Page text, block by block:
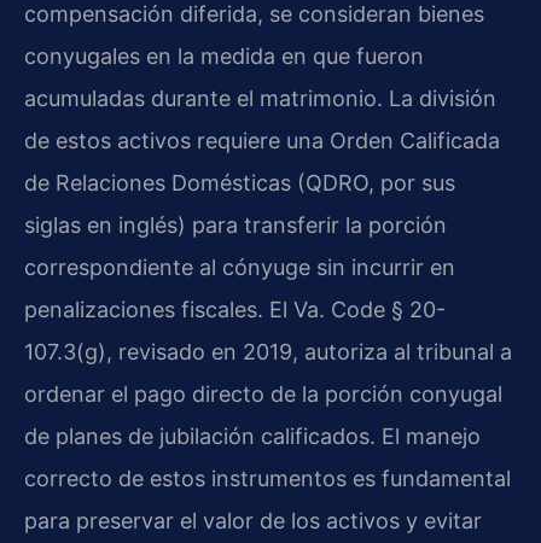
compensación diferida, se consideran bienes
conyugales en la medida en que fueron
acumuladas durante el matrimonio. La división
de estos activos requiere una Orden Calificada
de Relaciones Domésticas (QDRO, por sus
siglas en inglés) para transferir la porción
correspondiente al cónyuge sin incurrir en
penalizaciones fiscales. El Va. Code § 20-
107.3(g), revisado en 2019, autoriza al tribunal a
ordenar el pago directo de la porción conyugal
de planes de jubilación calificados. El manejo
correcto de estos instrumentos es fundamental
para preservar el valor de los activos y evitar